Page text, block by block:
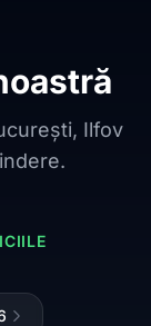
Ilfov